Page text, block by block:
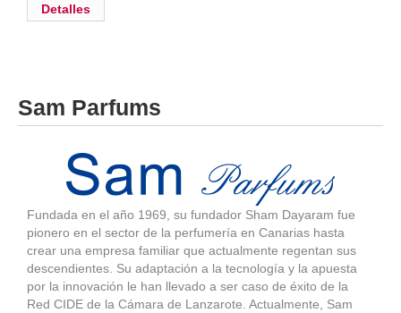
Detalles
Sam Parfums
Fundada en el año 1969, su fundador Sham Dayaram fue
pionero en el sector de la perfumería en Canarias hasta
crear una empresa familiar que actualmente regentan sus
descendientes. Su adaptación a la tecnología y la apuesta
por la innovación le han llevado a ser caso de éxito de la
Red CIDE de la Cámara de Lanzarote. Actualmente, Sam